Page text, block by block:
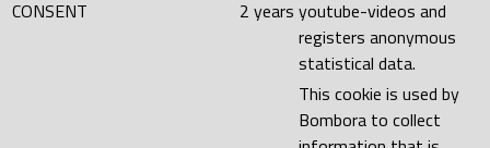
CONSENT 2 years youtube-videos and
registers anonymous
statistical data.
This cookie is used by
Bombora to collect